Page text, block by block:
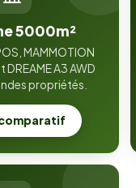
5000m²
MAMMOTION
DREAME A3 AWD
propriétés.